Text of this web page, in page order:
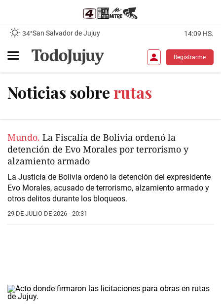
34°San Salvador de Jujuy 14:09 HS.
Registrarme
Noticias sobre rutas
Mundo. La Fiscalía de Bolivia ordenó la
detención de Evo Morales por terrorismo y
alzamiento armado
La Justicia de Bolivia ordenó la detención del expresidente
Evo Morales, acusado de terrorismo, alzamiento armado y
otros delitos durante los bloqueos.
29 DE JULIO DE 2026 - 20:31